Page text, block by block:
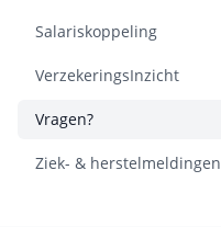
Salariskoppeling
VerzekeringsInzicht
Vragen?
Ziek- & herstelmeldingen